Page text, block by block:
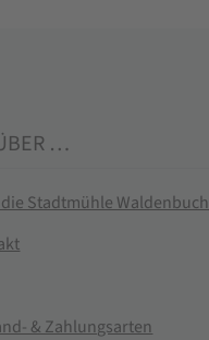
…
Stadtmühle Waldenbuch
& Zahlungsarten